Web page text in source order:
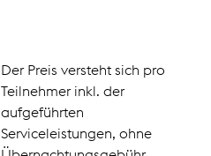
Der Preis versteht sich pro
Teilnehmer inkl. der
aufgeführten
Serviceleistungen, ohne